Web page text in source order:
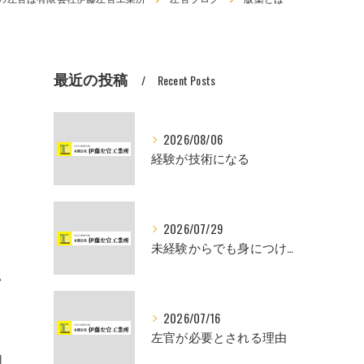
最近の投稿 Recent Posts
2026/08/06
経験が技術になる
2026/07/29
未経験からでも身につけられるスキル
2026/07/16
左官が必要とされる理由